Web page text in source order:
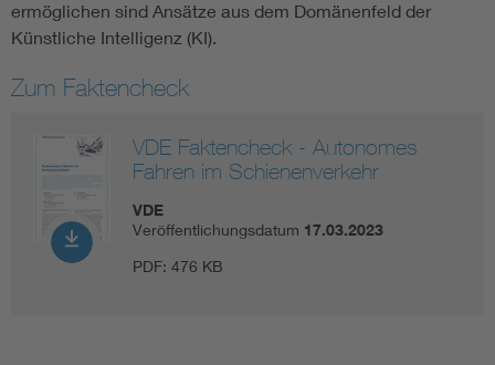
ermöglichen sind Ansätze aus dem Domänenfeld der
Künstliche Intelligenz (KI).
Zum Faktencheck
VDE Faktencheck - Autonomes
Fahren im Schienenverkehr
VDE
Veröffentlichungsdatum 17.03.2023
PDF: 476 KB